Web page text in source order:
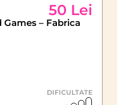
50 Lei
Games – Fabrica
DIFICULTATE